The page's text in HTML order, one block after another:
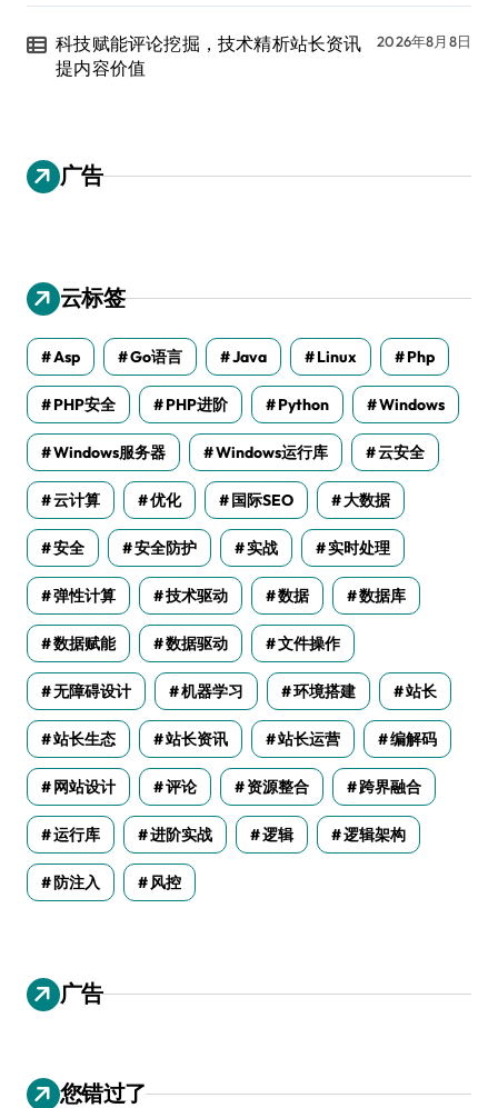
科技赋能评论挖掘，技术精析站长资讯
提内容价值
2026年8月8日
广告
云标签
Asp Go语言 Java Linux Php
PHP安全 PHP进阶 Python Windows
Windows服务器 Windows运行库 云安全
云计算 优化 国际SEO 大数据
安全 安全防护 实战 实时处理
弹性计算 技术驱动 数据 数据库
数据赋能 数据驱动 文件操作
无障碍设计 机器学习 环境搭建 站长
站长生态 站长资讯 站长运营 编解码
网站设计 评论 资源整合 跨界融合
运行库 进阶实战 逻辑 逻辑架构
防注入 风控
广告
您错过了